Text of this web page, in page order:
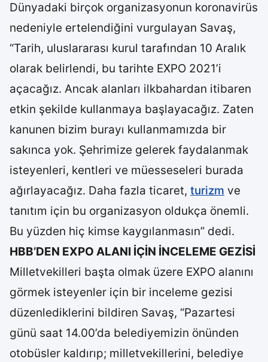
Dünyadaki birçok organizasyonun koronavirüs
nedeniyle ertelendiğini vurgulayan Savaş,
“Tarih, uluslararası kurul tarafından 10 Aralık
olarak belirlendi, bu tarihte EXPO 2021’i
açacağız. Ancak alanları ilkbahardan itibaren
etkin şekilde kullanmaya başlayacağız. Zaten
kanunen bizim burayı kullanmamızda bir
sakınca yok. Şehrimize gelerek faydalanmak
isteyenleri, kentleri ve müesseseleri burada
ağırlayacağız. Daha fazla ticaret, turizm ve
tanıtım için bu organizasyon oldukça önemli.
Bu yüzden hiç kimse kaygılanmasın” dedi.
HBB’DEN EXPO ALANI İÇİN İNCELEME GEZİSİ
Milletvekilleri başta olmak üzere EXPO alanını
görmek isteyenler için bir inceleme gezisi
düzenlediklerini bildiren Savaş, “Pazartesi
günü saat 14.00’da belediyemizin önünden
otobüsler kaldırıp; milletvekillerini, belediye